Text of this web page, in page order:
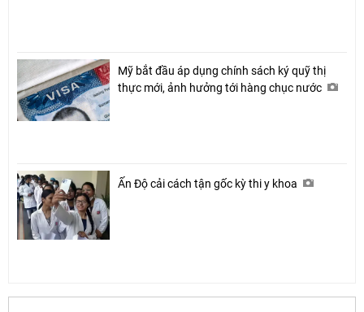
Mỹ bắt đầu áp dụng chính sách ký quỹ thị
thực mới, ảnh hưởng tới hàng chục nước
Ấn Độ cải cách tận gốc kỳ thi y khoa